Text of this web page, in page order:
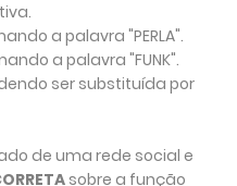
a palavra "PERLA".
a palavra "FUNK".
ser substituída por
de uma rede social e
sobre a função